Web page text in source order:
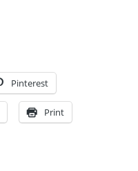
Pinterest
Print